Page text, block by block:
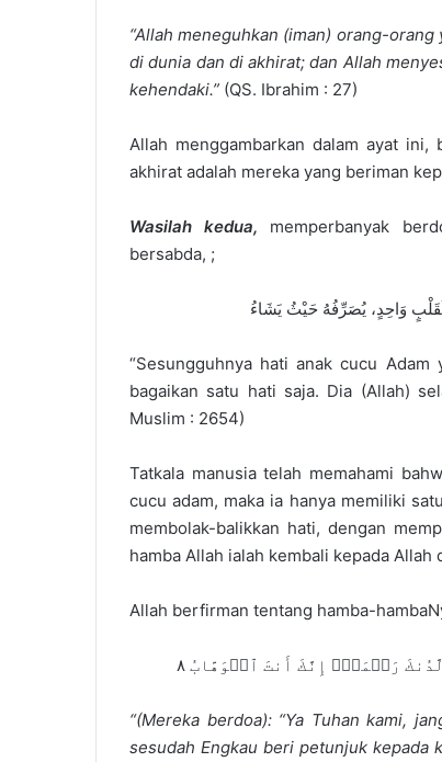
“Allah meneguhkan (iman) orang-
di dunia dan di akhirat; dan Allah
kehendaki.” (QS. Ibrahim : 27)
Allah menggambarkan dalam ayat
akhirat adalah mereka yang beriman
Wasilah kedua, memperbanyak
bersabda, ;
وَاحِدٍ، يُصَرِّفُهُ حَيْثُ يَشَاءُ
“Sesungguhnya hati anak cucu
bagaikan satu hati saja. Dia (Allah)
Muslim : 2654)
Tatkala manusia telah memahami
cucu adam, maka ia hanya memiliki
membolak-balikkan hati, dengan
hamba Allah ialah kembali kepada Allah
Allah berfirman tentang hamba-
رَحۡمَةًۚ إِنَّكَ أَنتَ ٱلۡوَهَّابُ ٨
“(Mereka berdoa): “Ya Tuhan kami,
sesudah Engkau beri petunjuk kepada